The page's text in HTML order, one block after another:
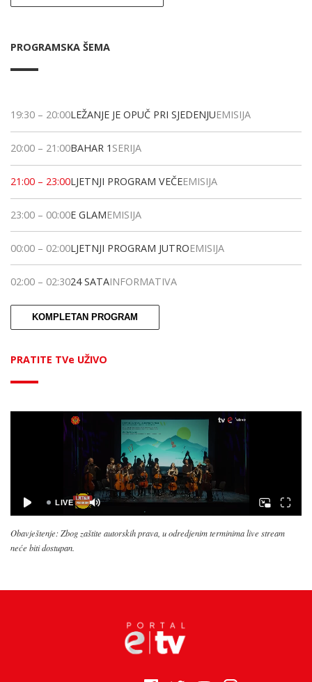
PROGRAMSKA ŠEMA
19:30 – 20:00LEŽANJE JE OPUČ PRI SJEDENJUEMISIJA
20:00 – 21:00BAHAR 1 SERIJA
21:00 – 23:00LJETNJI PROGRAM VEČEEMISIJA
23:00 – 00:00E GLAMEMISIJA
00:00 – 02:00LJETNJI PROGRAM JUTROEMISIJA
02:00 – 02:3024 SATAINFORMATIVA
KOMPLETAN PROGRAM
PRATITE TVe UŽIVO
Obavještenje: Zbog zaštite autorskih prava, u odredjenim terminima live stream
neće biti dostupan.